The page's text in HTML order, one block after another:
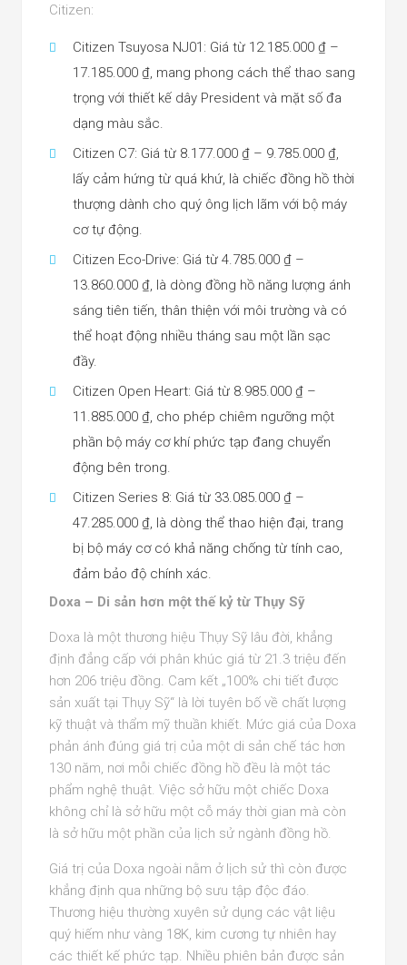
Citizen:
Citizen Tsuyosa NJ01: Giá từ 12.185.000 ₫ –
17.185.000 ₫, mang phong cách thể thao sang
trọng với thiết kế dây President và mặt số đa
dạng màu sắc.
Citizen C7: Giá từ 8.177.000 ₫ – 9.785.000 ₫,
lấy cảm hứng từ quá khứ, là chiếc đồng hồ thời
thượng dành cho quý ông lịch lãm với bộ máy
cơ tự động.
Citizen Eco-Drive: Giá từ 4.785.000 ₫ –
13.860.000 ₫, là dòng đồng hồ năng lượng ánh
sáng tiên tiến, thân thiện với môi trường và có
thể hoạt động nhiều tháng sau một lần sạc
đầy.
Citizen Open Heart: Giá từ 8.985.000 ₫ –
11.885.000 ₫, cho phép chiêm ngưỡng một
phần bộ máy cơ khí phức tạp đang chuyển
động bên trong.
Citizen Series 8: Giá từ 33.085.000 ₫ –
47.285.000 ₫, là dòng thể thao hiện đại, trang
bị bộ máy cơ có khả năng chống từ tính cao,
đảm bảo độ chính xác.
Doxa – Di sản hơn một thế kỷ từ Thụy Sỹ
Doxa là một thương hiệu Thụy Sỹ lâu đời, khẳng
định đẳng cấp với phân khúc giá từ 21.3 triệu đến
hơn 206 triệu đồng. Cam kết „100% chi tiết được
sản xuất tại Thụy Sỹ“ là lời tuyên bố về chất lượng
kỹ thuật và thẩm mỹ thuần khiết. Mức giá của Doxa
phản ánh đúng giá trị của một di sản chế tác hơn
130 năm, nơi mỗi chiếc đồng hồ đều là một tác
phẩm nghệ thuật. Việc sở hữu một chiếc Doxa
không chỉ là sở hữu một cỗ máy thời gian mà còn
là sở hữu một phần của lịch sử ngành đồng hồ.
Giá trị của Doxa ngoài nằm ở lịch sử thì còn được
khẳng định qua những bộ sưu tập độc đáo.
Thương hiệu thường xuyên sử dụng các vật liệu
quý hiếm như vàng 18K, kim cương tự nhiên hay
các thiết kế phức tạp. Nhiều phiên bản được sản